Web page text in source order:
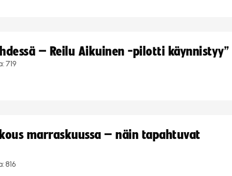
– Reilu Aikuinen -pilotti käynnistyy”
719
marraskuussa – näin tapahtuvat
816